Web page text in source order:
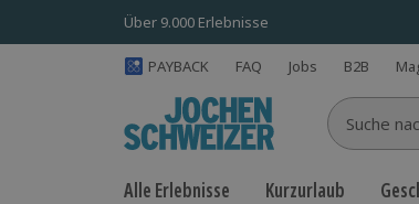
Über 9.000 Erlebnisse
PAYBACK FAQ Jobs B2B
Suche
Alle Erlebnisse Kurzurlaub